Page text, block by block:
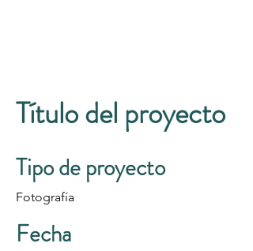
Título del proyecto
Tipo de proyecto
Fotografía
Fecha